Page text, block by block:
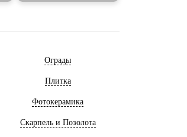
Ограды
Плитка
Фотокерамика
Скарпель и Позолота